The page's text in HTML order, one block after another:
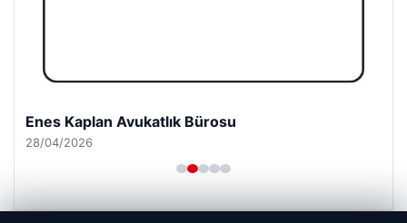
Enes Kaplan Avukatlık Bürosu
28/04/2026